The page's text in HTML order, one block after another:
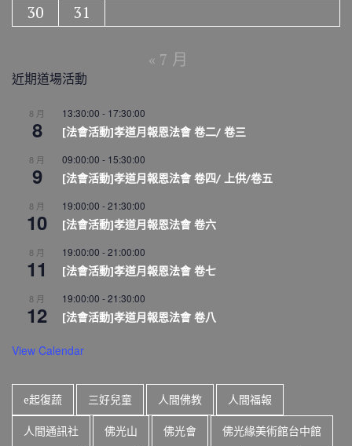
30
31
« 7 月
近期道場活動
8 月
8
13:30:00 - 17:30:00
[法會活動]孝道月報恩法會 卷二/ 卷三
8 月
9
09:00:00 - 15:30:00
[法會活動]孝道月報恩法會 卷四/ 上供/卷五
8 月
10
19:00:00 -21:30:00
[法會活動]孝道月報恩法會 卷六
8 月
11
19:00:00 -21:00:00
[法會活動]孝道月報恩法會 卷七
8 月
12
19:00:00 -21:30:00
[法會活動]孝道月報恩法會 卷八
View Calendar
e起復蔬 三好兒童 人間佛教 人間福報
人間通訊社 佛光山 佛光會 佛光緣美術館台中館